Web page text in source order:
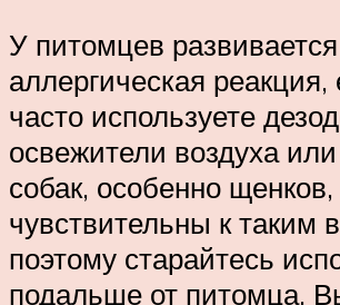
У питомцев развивается
аллергическая
часто используете
освежители воздуха
собак, особенно щенков,
чувствительны к таким
поэтому старайтесь
подальше от питомца.